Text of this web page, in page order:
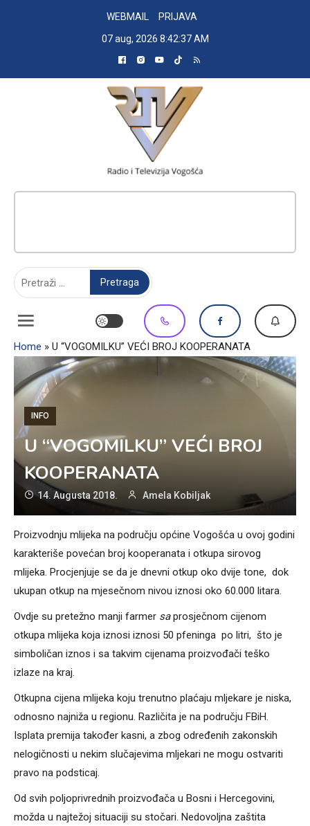
WEBMAIL
PRIJAVA
07 aug, 2026 8:42:38 AM
Home » U “VOGOMILKU” VEĆI BROJ KOOPERANATA
INFO
U “VOGOMILKU” VEĆI BROJ
KOOPERANATA
14. Augusta 2018. Amela Kobiljak
Proizvodnju mlijeka na području općine Vogošća u ovoj godini
karakteriše povećan broj kooperanata i otkupa sirovog
mlijeka. Procjenjuje se da je dnevni otkup oko dvije tone, dok
ukupan otkup na mjesečnom nivou iznosi oko 60.000 litara.
Ovdje su pretežno manji farmer saprosječnom cijenom
otkupa mlijeka koja iznosi iznosi 50 pfeninga po litri, što je
simboličan iznos i sa takvim cijenama proizvođači teško
izlaze na kraj.
Otkupna cijena mlijeka koju trenutno plaćaju mljekare je niska,
odnosno najniža u regionu. Različita je na području FBiH.
Isplata premija također kasni, a zbog određenih zakonskih
nelogičnosti u nekim slučajevima mljekari ne mogu ostvariti
pravo na podsticaj.
Od svih poljoprivrednih proizvođača u Bosni i Hercegovini,
možda u najtežoj situaciji su stočari. Nedovoljna zaštita